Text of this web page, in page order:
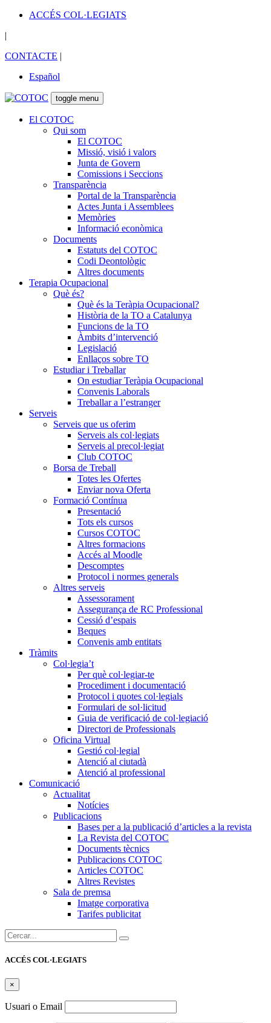
ACCÉS COL·LEGIATS
|
CONTACTE |
Español
toggle menu
El COTOC
Qui som
El COTOC
Missió, visió i valors
Junta de Govern
Comissions i Seccions
Transparència
Portal de la Transparència
Actes Junta i Assemblees
Memòries
Informació econòmica
Documents
Estatuts del COTOC
Codi Deontològic
Altres documents
Terapia Ocupacional
Què és?
Què és la Teràpia Ocupacional?
Història de la TO a Catalunya
Funcions de la TO
Àmbits d’intervenció
Legislació
Enllaços sobre TO
Estudiar i Treballar
On estudiar Teràpia Ocupacional
Convenis Laborals
Treballar a l’estranger
Serveis
Serveis que us oferim
Serveis als col·legiats
Serveis al precol·legiat
Club COTOC
Borsa de Treball
Totes les Ofertes
Enviar nova Oferta
Formació Contínua
Presentació
Tots els cursos
Cursos COTOC
Altres formacions
Accés al Moodle
Descomptes
Protocol i normes generals
Altres serveis
Assessorament
Assegurança de RC Professional
Cessió d’espais
Beques
Convenis amb entitats
Tràmits
Col·legia’t
Per què col·legiar-te
Procediment i documentació
Protocol i quotes col·legials
Formulari de sol·licitud
Guia de verificació de col·legiació
Directori de Professionals
Oficina Virtual
Gestió col·legial
Atenció al ciutadà
Atenció al professional
Comunicació
Actualitat
Notícies
Publicacions
Bases per a la publicació d’articles a la revista
La Revista del COTOC
Documents tècnics
Publicacions COTOC
Articles COTOC
Altres Revistes
Sala de premsa
Imatge corporativa
Tarifes publicitat
Cercar:
ACCÉS COL·LEGIATS
×
Usuari o Email